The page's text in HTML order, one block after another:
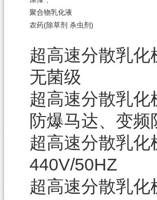
聚合物乳化液
农药(除草剂 杀虫剂)
超高速分散乳化
无菌级
超高速分散乳化
防爆马达、变
超高速分散乳化
440V/50HZ
超高速分散乳化